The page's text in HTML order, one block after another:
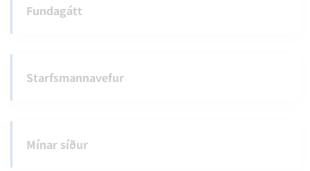
Fundagátt
Starfsmannavefur
Mínar síður